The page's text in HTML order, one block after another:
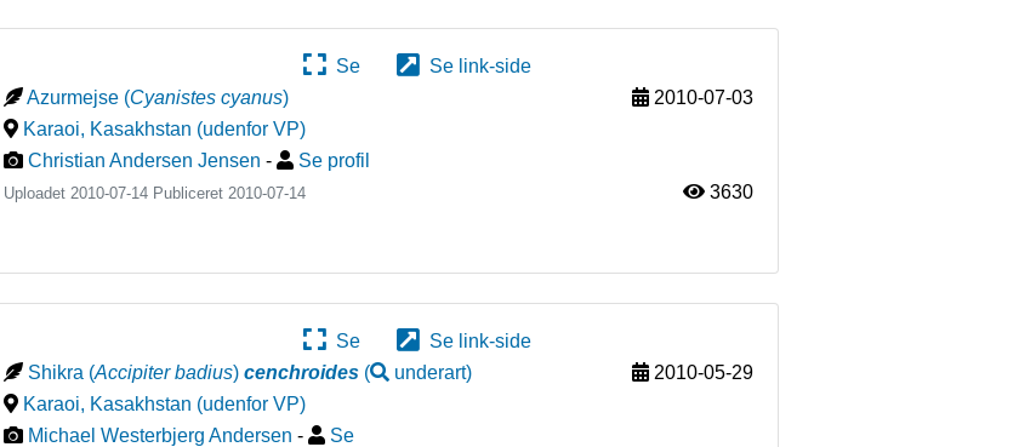
Se
Se link-side
Azurmejse (Cyanistes cyanus)
2010-07-03
Karaoi, Kasakhstan (udenfor VP)
Christian Andersen Jensen - Se profil
Uploadet 2010-07-14 Publiceret 2010-07-14 3630
Se
Se link-side
Shikra (Accipiter badius)cenchroides ( underart)
2010-05-29
Karaoi, Kasakhstan (udenfor VP)
Michael Westerbjerg Andersen -
Se